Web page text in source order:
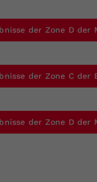
der Zone D der
der Zone C der
der Zone D der